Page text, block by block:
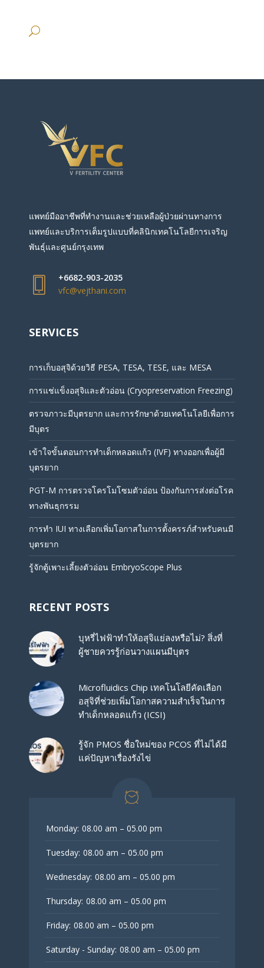
แพทย์มืออาชีพที่ทำงานและช่วยเหลือผู้ป่วยผ่านทางการ
แพทย์และบริการเต็มรูปแบบที่คลินิกเทคโนโลยีการเจริญ
พันธุ์และศูนย์กรุงเทพ
+6682-903-2035
vfc@vejthani.com
SERVICES
การเก็บอสุจิด้วยวิธี PESA, TESA, TESE, และ MESA
การแช่แข็งอสุจิและตัวอ่อน (Cryopreservation Freezing)
ตรวจภาวะมีบุตรยาก และการรักษาด้วยเทคโนโลยีเพื่อการ
มีบุตร
เข้าใจขั้นตอนการทำเด็กหลอดแก้ว (IVF) ทางออกเพื่อผู้มี
บุตรยาก
PGT-M การตรวจโครโมโซมตัวอ่อน ป้องกันการส่งต่อโรค
ทางพันธุกรรม
การทำ IUI ทางเลือกเพิ่มโอกาสในการตั้งครรภ์สำหรับคนมี
บุตรยาก
รู้จักตู้เพาะเลี้ยงตัวอ่อน EmbryoScope Plus
RECENT POSTS
บุหรี่ไฟฟ้าทำให้อสุจิแย่ลงหรือไม่? สิ่งที่
ผู้ชายควรรู้ก่อนวางแผนมีบุตร
Microfluidics Chip เทคโนโลยีคัดเลือก
อสุจิที่ช่วยเพิ่มโอกาสความสำเร็จในการ
ทำเด็กหลอดแก้ว (ICSI)
รู้จัก PMOS ชื่อใหม่ของ PCOS ที่ไม่ได้มี
แค่ปัญหาเรื่องรังไข่
Monday: 08.00 am – 05.00 pm
Tuesday: 08.00 am – 05.00 pm
Wednesday: 08.00 am – 05.00 pm
Thursday: 08.00 am – 05.00 pm
Friday: 08.00 am – 05.00 pm
Saturday - Sunday: 08.00 am – 05.00 pm